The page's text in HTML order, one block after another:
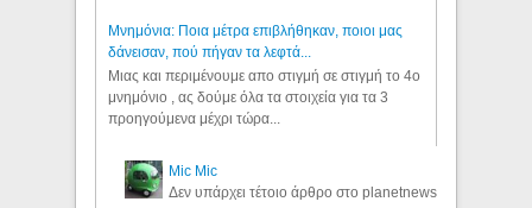
Μνημόνια: Ποια μέτρα επιβλήθηκαν, ποιοι μας
δάνεισαν, πού πήγαν τα λεφτά...
Μιας και περιμένουμε απο στιγμή σε στιγμή το 4ο
μνημόνιο , ας δούμε όλα τα στοιχεία για τα 3
προηγούμενα μέχρι τώρα...
Mic Mic
Δεν υπάρχει τέτοιο άρθρο στο planetnews